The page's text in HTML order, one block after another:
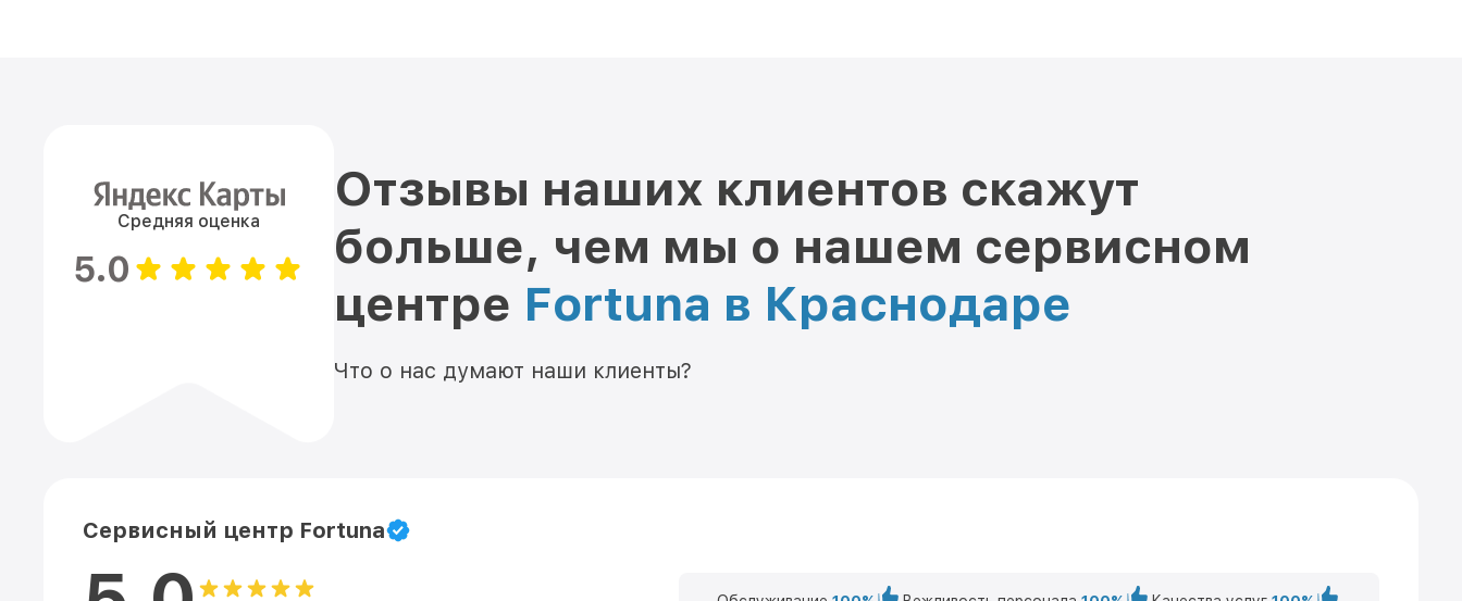
Средняя оценка
5.0
Отзывы наших клиентов скажут
больше, чем мы о нашем сервисном
центре Fortuna в Краснодаре
Что о нас думают наши клиенты?
Сервисный центр Fortuna